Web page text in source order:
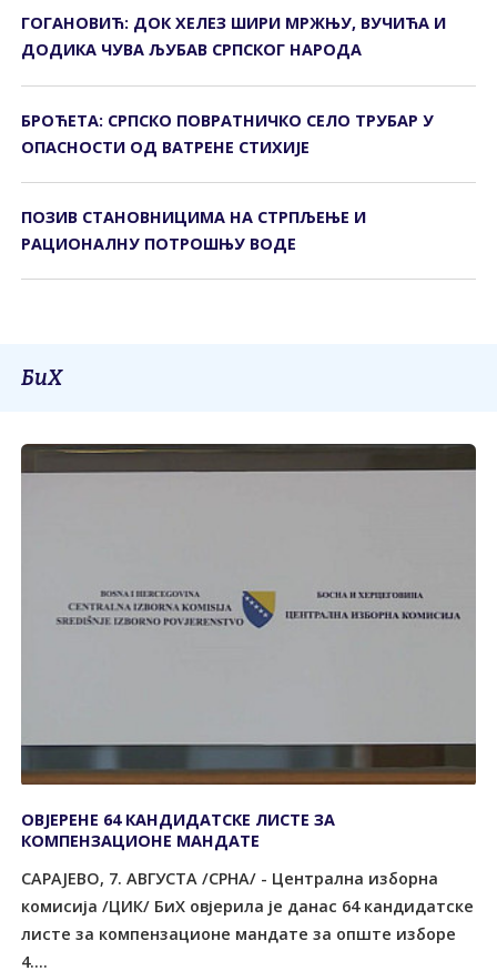
ГОГАНОВИЋ: ДОК ХЕЛЕЗ ШИРИ МРЖЊУ, ВУЧИЋА И
ДОДИКА ЧУВА ЉУБАВ СРПСКОГ НАРОДА
БРОЋЕТА: СРПСКО ПОВРАТНИЧКО СЕЛО ТРУБАР У
ОПАСНОСТИ ОД ВАТРЕНЕ СТИХИЈЕ
ПОЗИВ СTАНОВНИЦИМА НА СTРПЉЕЊЕ И
РАЦИОНАЛНУ ПОTРОШЊУ ВОДЕ
БиХ
ОВЈЕРЕНЕ 64 КАНДИДАТСКЕ ЛИСТЕ ЗА
КОМПЕНЗАЦИОНЕ МАНДАТЕ
САРАЈЕВО, 7. АВГУСТА /СРНА/ - Централна изборна
комисија /ЦИК/ БиХ овјерила је данас 64 кандидатске
листе за компензационе мандате за oпште изборе
4....